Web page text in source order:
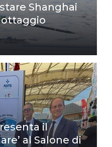
Shanghai
il
al Salone di